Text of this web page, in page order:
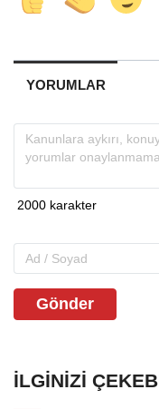
YORUMLAR
Gönder
İLGINIZI